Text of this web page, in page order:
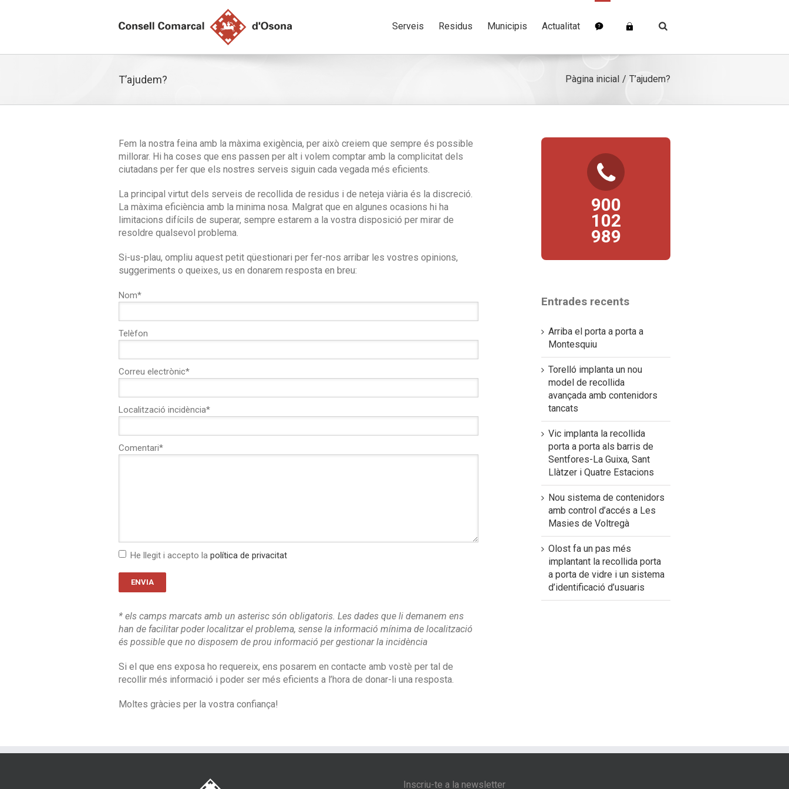
Serveis Residus Municipis Actualitat
T’ajudem? Pàgina inicial T’ajudem?
Fem la nostra feina amb la màxima exigència, per això creiem que sempre és possible
millorar. Hi ha coses que ens passen per alt i volem comptar amb la complicitat dels
ciutadans per fer que els nostres serveis siguin cada vegada més eficients.
La principal virtut dels serveis de recollida de residus i de neteja viària és la discreció.
La màxima eficiència amb la minima nosa. Malgrat que en algunes ocasions hi ha
limitacions difícils de superar, sempre estarem a la vostra disposició per mirar de
resoldre qualsevol problema.
Si-us-plau, ompliu aquest petit qüestionari per fer-nos arribar les vostres opinions,
suggeriments o queixes, us en donarem resposta en breu:
Nom*
Telèfon
Correu electrònic*
Localització incidència*
Comentari*
He llegit i accepto la política de privacitat
* els camps marcats amb un asterisc són obligatoris. Les dades que li demanem ens
han de facilitar poder localitzar el problema, sense la informació mínima de localització
és possible que no disposem de prou informació per gestionar la incidència
Si el que ens exposa ho requereix, ens posarem en contacte amb vostè per tal de
recollir més informació i poder ser més eficients a l’hora de donar-li una resposta.
Moltes gràcies per la vostra confiança!
900
102
989
TELÈFON D’ATENCIÓ
AL CIUTADÀ
Per a qualsevol consulta
podeu posar-vos en contacte
directe amb nosaltres.
Entrades recents
Arriba el porta a porta a
Montesquiu
Torelló implanta un nou
model de recollida
avançada amb contenidors
tancats
Vic implanta la recollida
porta a porta als barris de
Sentfores-La Guixa, Sant
Llàtzer i Quatre Estacions
Nou sistema de contenidors
amb control d’accés a Les
Masies de Voltregà
Olost fa un pas més
implantant la recollida porta
a porta de vidre i un sistema
d’identificació d’usuaris
Inscriu-te a la newsletter